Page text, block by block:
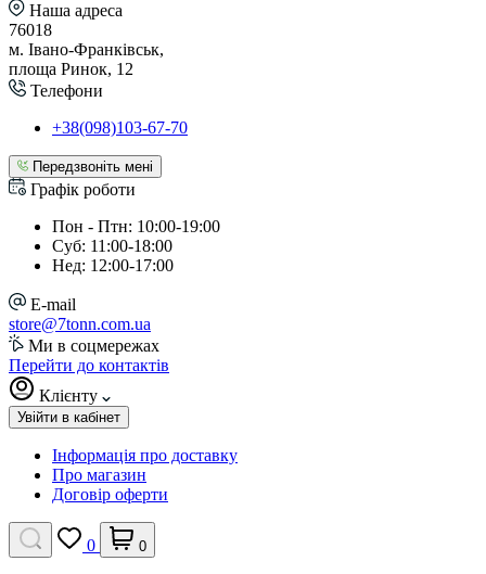
Наша адреса
76018
м. Івано-Франківськ,
площа Ринок, 12
Телефони
+38(098)103-67-70
Передзвоніть мені
Графік роботи
Пон - Птн: 10:00-19:00
Суб: 11:00-18:00
Нед: 12:00-17:00
E-mail
store@7tonn.com.ua
Ми в соцмережах
Перейти до контактів
Клієнту
Увійти в кабінет
Інформація про доставку
Про магазин
Договір оферти
0 0